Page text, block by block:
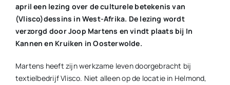
april een lezing over de culturele betekenis van
(Vlisco)dessins in West-Afrika. De lezing wordt
verzorgd door Joop Martens en vindt plaats bij In
Kannen en Kruiken in Oosterwolde.
Martens heeft zijn werkzame leven doorgebracht bij
textielbedrijf Vlisco. Niet alleen op de locatie in Helmond,